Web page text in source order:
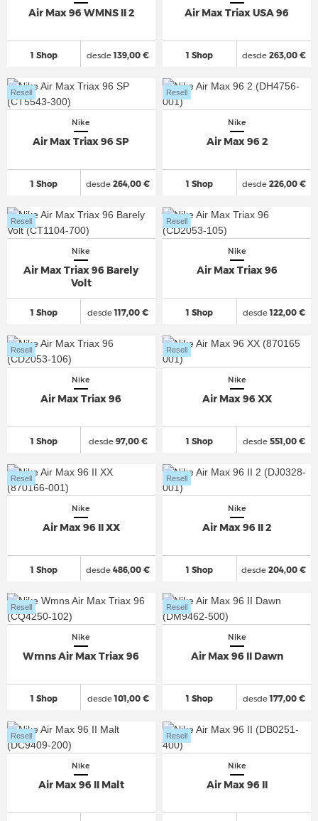
Air Max 96 WMNS II 2
1 Shop desde139,00 €
Air Max Triax USA 96
1 Shop desde263,00 €
Nike
Air Max Triax 96 SP
1 Shop
Resell
desde 264,00 €
Nike
Air Max 96 2
1 Shop
Resell
desde226,00 €
Nike
Air Max Triax 96 Barely
Volt
1 Shop
Resell
desde117,00 €
Nike
Air Max Triax 96
1 Shop
Resell
desde122,00 €
Nike
Air Max Triax 96
1 Shop
Resell
desde97,00 €
Nike
Air Max 96 XX
1 Shop
Resell
desde551,00 €
Nike
Air Max 96 II XX
1 Shop
Resell
desde 486,00 €
Nike
Air Max 96 II 2
1 Shop
Resell
desde 204,00 €
Nike
Wmns Air Max Triax 96
1 Shop
Resell
desde101,00 €
Nike
Air Max 96 II Dawn
1 Shop
Resell
desde177,00 €
Nike
Air Max 96 II Malt
Resell
Nike
Air Max 96 II
Resell